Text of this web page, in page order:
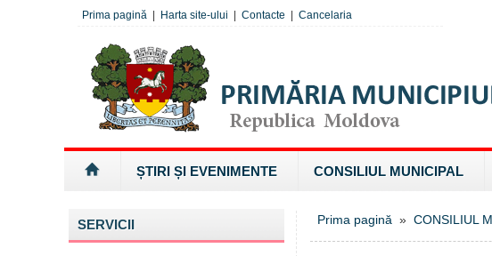
Prima pagină Harta site-ului Contacte Cancelaria
ȘTIRI ȘI EVENIMENTE CONSILIUL MUNICIPAL
SERVICII Prima pagină » CONSILIUL